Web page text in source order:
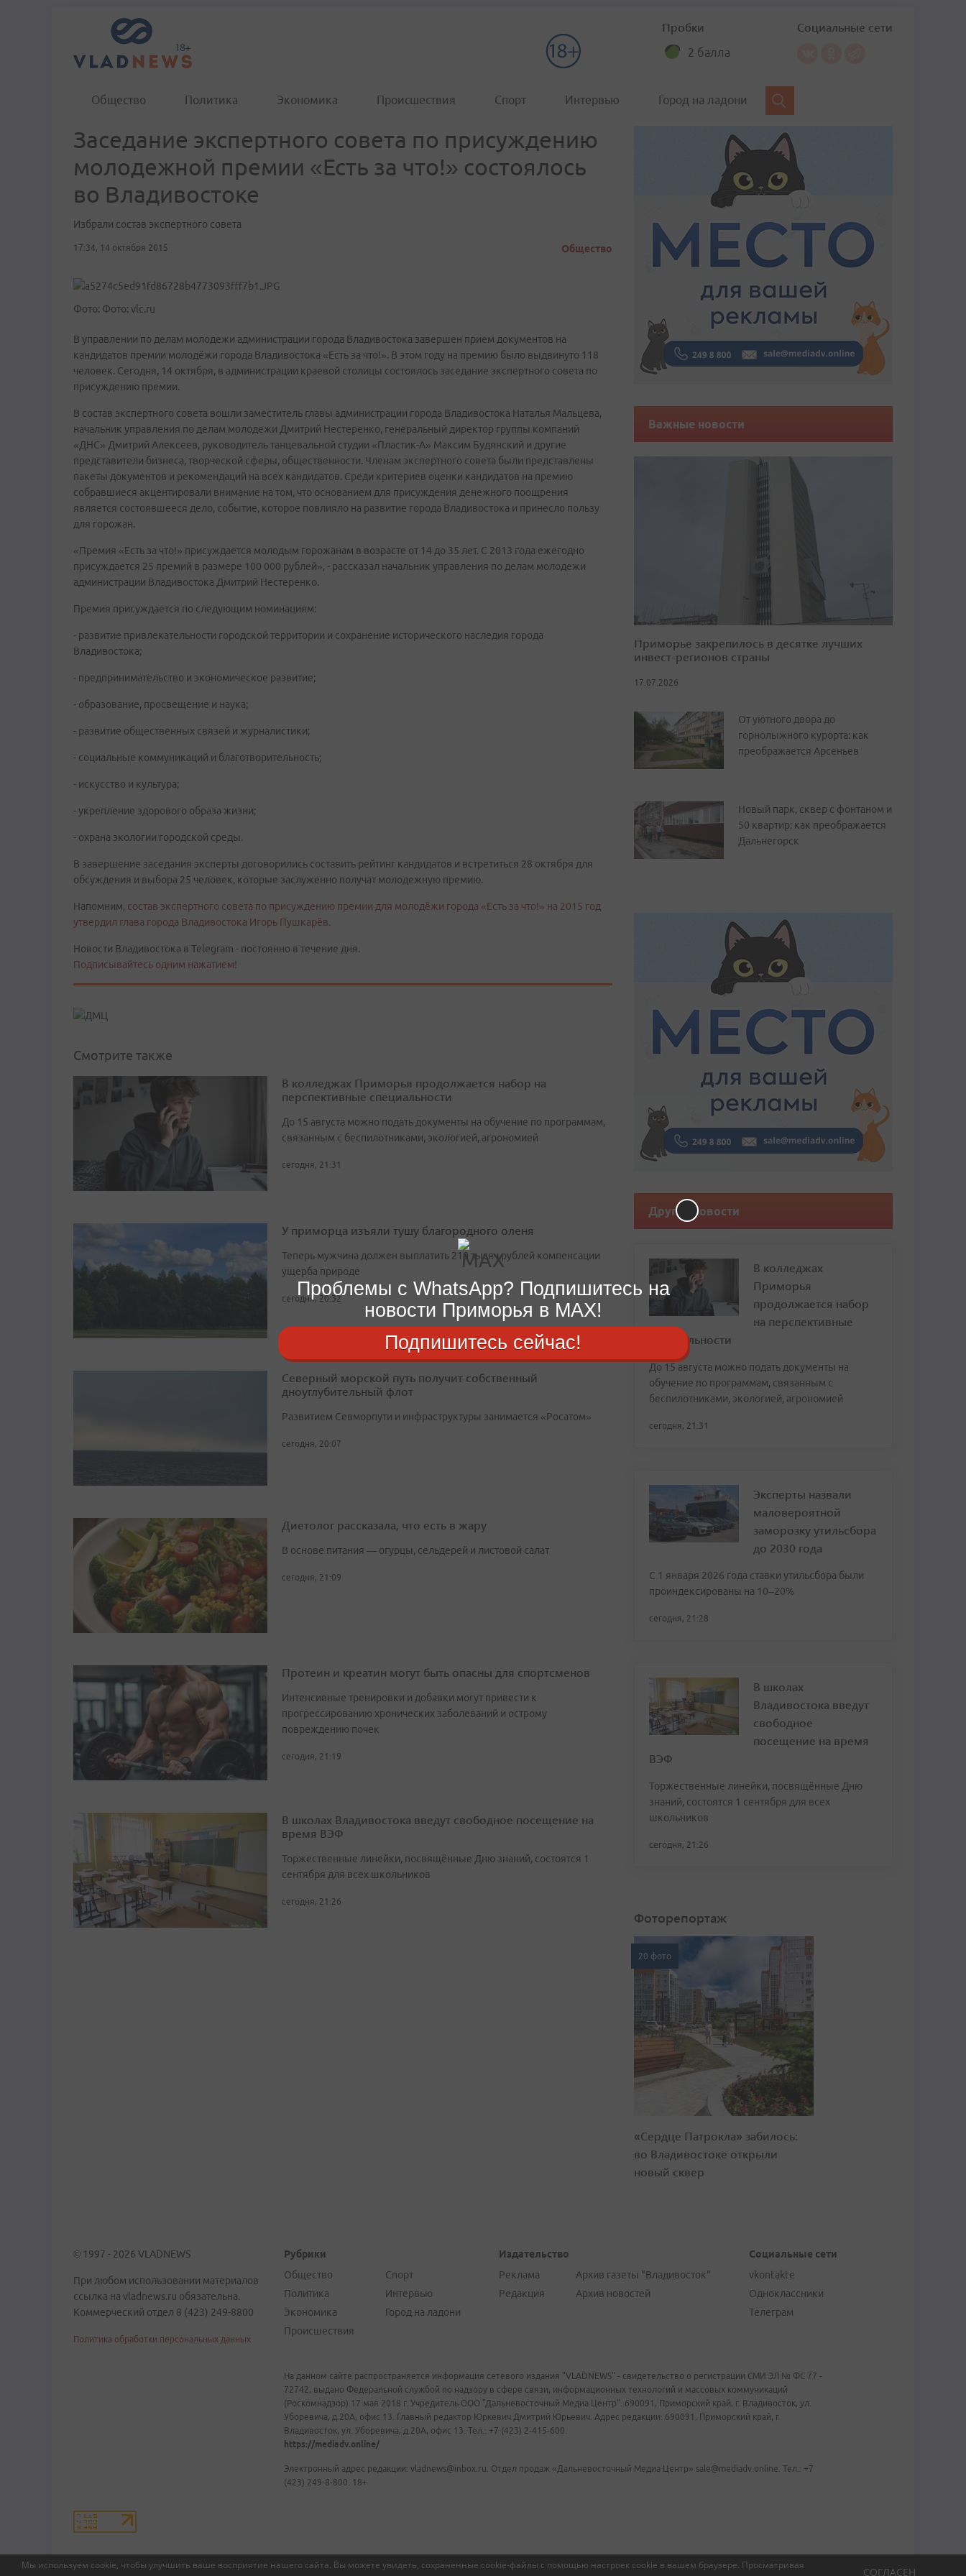
Мы используем cookie, чтобы улучшить ваше восприятие нашего сайта. Вы можете увидеть, сохраненные cookie-файлы с помощью настроек cookie в вашем браузере. Просматривая
СОГЛАСЕН
Пробки
2 балла
Социальные сети
Общество Политика Экономика Происшествия Спорт Интервью Город на ладони
Заседание экспертного совета по присуждению
молодежной премии «Есть за что!» состоялось
во Владивостоке
Избрали состав экспертного совета
17:34, 14 октября 2015 Общество
Фото: Фото: vlc.ru
В управлении по делам молодежи администрации города Владивостока завершен прием документов на
кандидатов премии молодёжи города Владивостока «Есть за что!». В этом году на премию было выдвинуто 118
человек. Сегодня, 14 октября, в администрации краевой столицы состоялось заседание экспертного совета по
присуждению премии.
В состав экспертного совета вошли заместитель главы администрации города Владивостока Наталья Мальцева,
начальник управления по делам молодежи Дмитрий Нестеренко, генеральный директор группы компаний
«ДНС» Дмитрий Алексеев, руководитель танцевальной студии «Пластик-А» Максим Будянский и другие
представители бизнеса, творческой сферы, общественности. Членам экспертного совета были представлены
пакеты документов и рекомендаций на всех кандидатов. Среди критериев оценки кандидатов на премию
собравшиеся акцентировали внимание на том, что основанием для присуждения денежного поощрения
является состоявшееся дело, событие, которое повлияло на развитие города Владивостока и принесло пользу
для горожан.
«Премия «Есть за что!» присуждается молодым горожанам в возрасте от 14 до 35 лет. С 2013 года ежегодно
присуждается 25 премий в размере 100 000 рублей», - рассказал начальник управления по делам молодежи
администрации Владивостока Дмитрий Нестеренко.
Премия присуждается по следующим номинациям:
- развитие привлекательности городской территории и сохранение исторического наследия города
Владивостока;
- предпринимательство и экономическое развитие;
- образование, просвещение и наука;
- развитие общественных связей и журналистики;
- социальные коммуникаций и благотворительность;
- искусство и культура;
- укрепление здорового образа жизни;
- охрана экологии городской среды.
В завершение заседания эксперты договорились составить рейтинг кандидатов и встретиться 28 октября для
обсуждения и выбора 25 человек, которые заслуженно получат молодежную премию.
Напомним, состав экспертного совета по присуждению премии для молодёжи города «Есть за что!» на 2015 год
утвердил глава города Владивостока Игорь Пушкарёв.
Новости Владивостока в Telegram - постоянно в течение дня.
Подписывайтесь одним нажатием!
Смотрите также
В колледжах Приморья продолжается набор на
перспективные специальности
До 15 августа можно подать документы на обучение по программам,
связанным с беспилотниками, экологией, агрономией
сегодня, 21:31
У приморца изъяли тушу благородного оленя
Теперь мужчина должен выплатить 210 тысяч рублей компенсации
ущерба природе
сегодня, 20:32
Северный морской путь получит собственный
дноуглубительный флот
Развитием Севморпути и инфраструктуры занимается «Росатом»
сегодня, 20:07
Диетолог рассказала, что есть в жару
В основе питания — огурцы, сельдерей и листовой салат
сегодня, 21:09
Протеин и креатин могут быть опасны для спортсменов
Интенсивные тренировки и добавки могут привести к
прогрессированию хронических заболеваний и острому
повреждению почек
сегодня, 21:19
В школах Владивостока введут свободное посещение на
время ВЭФ
Торжественные линейки, посвящённые Дню знаний, состоятся 1
сентября для всех школьников
сегодня, 21:26
Важные новости
Приморье закрепилось в десятке лучших
инвест-регионов страны
17.07.2026
От уютного двора до
горнолыжного курорта: как
преображается Арсеньев
Новый парк, сквер с фонтаном и
50 квартир: как преображается
Дальнегорск
Другие новости
В колледжах
Приморья
продолжается набор
на перспективные
специальности
До 15 августа можно подать документы на
обучение по программам, связанным с
беспилотниками, экологией, агрономией
сегодня, 21:31
Эксперты назвали
маловероятной
заморозку утильсбора
до 2030 года
С 1 января 2026 года ставки утильсбора были
проиндексированы на 10–20%
сегодня, 21:28
В школах
Владивостока введут
свободное
посещение на время
ВЭФ
Торжественные линейки, посвящённые Дню
знаний, состоятся 1 сентября для всех
школьников
сегодня, 21:26
Фоторепортаж
20 фото
«Сердце Патрокла» забилось:
во Владивостоке открыли
новый сквер
© 1997 - 2026 VLADNEWS
При любом использовании материалов
ссылка на vladnews.ru обязательна.
Коммерческий отдел 8 (423) 249-8800
Политика обработки персональных данных
Рубрики
Общество
Политика
Экономика
Происшествия
Спорт
Интервью
Город на ладони
Издательство
Реклама
Редакция
Архив газеты "Владивосток"
Архив новостей
Социальные сети
vkontakte
Одноклассники
Телеграм
На данном сайте распространяется информация сетевого издания "VLADNEWS" - свидетельство о регистрации СМИ ЭЛ № ФС 77 -
72742, выдано Федеральной службой по надзору в сфере связи, информационных технологий и массовых коммуникаций
(Роскомнадзор) 17 мая 2018 г. Учредитель ООО "Дальневосточный Медиа Центр". 690091, Приморский край, г. Владивосток, ул.
Уборевича, д.20А, офис 13. Главный редактор Юркевич Дмитрий Юрьевич. Адрес редакции: 690091, Приморский край, г.
Владивосток, ул. Уборевича, д.20А, офис 13. Тел.: +7 (423) 2-415-600.
https://mediadv.online/
Электронный адрес редакции: vladnews@inbox.ru. Отдел продаж «Дальневосточный Медиа Центр» sale@mediadv.online. Тел.: +7
(423) 249-8-800. 18+
Проблемы с WhatsApp? Подпишитесь на
новости Приморья в MAX!
Подпишитесь сейчас!